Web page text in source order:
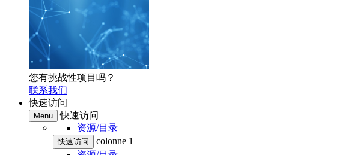
您有挑战性项目吗？
联系我们
快速访问
Menu
快速访问
资源/目录
快速访问
colonne 1